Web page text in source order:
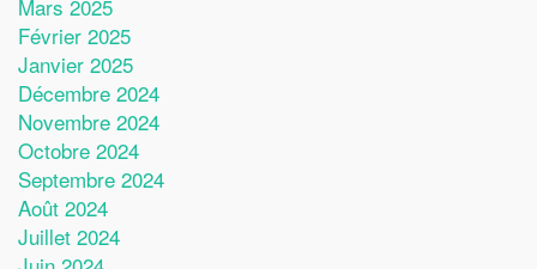
Mars 2025
Février 2025
Janvier 2025
Décembre 2024
Novembre 2024
Octobre 2024
Septembre 2024
Août 2024
Juillet 2024